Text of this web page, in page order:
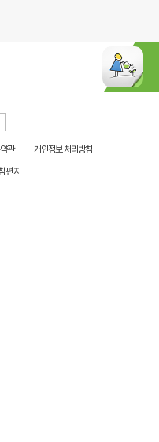
관
개인정보 처리방침
편지